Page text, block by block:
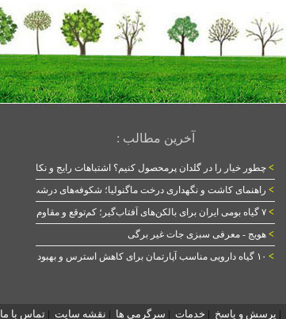
آخرین مطالب :
> چطور خیار را در گلدان پرمحصول کنیم؟ اشتباهات رایج و نکات طلایی
> راهنمای کاشت و نگهداری درخت ماگنولیا؛ شکوفه‌های درشت در بهار
> ۷ گیاه بومی ایران برای بالکن‌های آفتاب‌گیر؛ کم‌توقع و مقاوم
> هویج - معرفی سبزی جات غیر برگی
> ۱۰ گیاه دارویی مناسب آپارتمان برای کاهش استرس و بهبود خواب
| پرسش و پاسخ | خدمات | سرگرمی ها | نقشه سایت | تماس با ما